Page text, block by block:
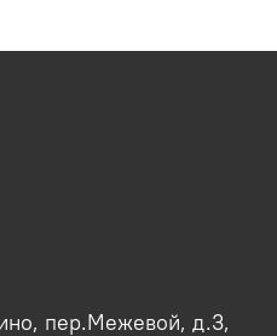
пер.Межевой, д.3,